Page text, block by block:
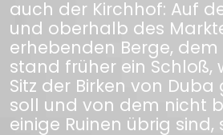
auch der Kirchhof: Auf
und oberhalb des
erhebenden Berge, dem
stand früher ein Schloß,
Sitz der Birken von Duba
soll und von dem nicht
einige Ruinen übrig